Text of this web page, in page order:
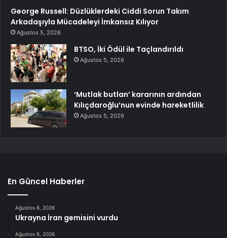
George Russell: Düzlüklerdeki Ciddi Sorun Takım
Arkadaşıyla Mücadeleyi İmkansız Kılıyor
Ağustos 5, 2026
BTSO, İki Ödül ile Taçlandırıldı
Ağustos 5, 2026
‘Mutlak butlan’ kararının ardından
Kılıçdaroğlu’nun evinde hareketlilik
Ağustos 5, 2026
En Güncel Haberler
Ağustos 6, 2026
Ukrayna İran gemisini vurdu
Ağustos 6, 2026